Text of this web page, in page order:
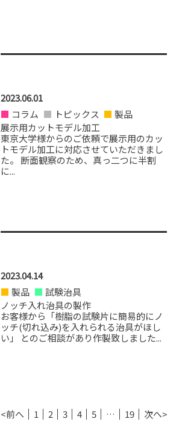
2023.06.01
コラム
トピックス
製品
展示用カットモデル加工
東京大学様からのご依頼で展示用のカッ
トモデル加工に対応させていただきまし
た。 断面観察のため、真っ二つに半割
に...
2023.04.14
製品
試験治具
ノッチ入れ治具の製作
お客様から「樹脂の試験片に簡易的にノ
ッチ(切れ込み)を入れられる治具がほし
い」 とのご相談があり作製致しました...
<前へ 1 2 3 4 5 … 19 次へ>